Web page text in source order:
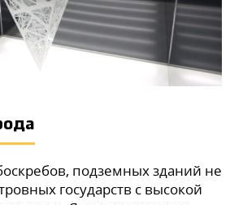
подземных зданий не
государств с высокой